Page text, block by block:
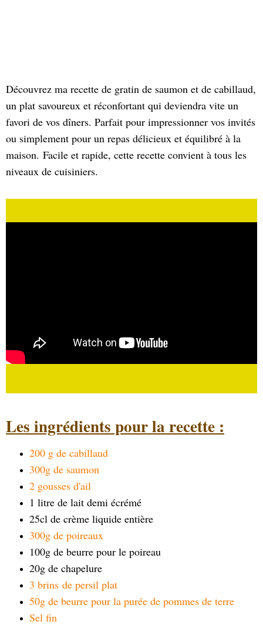
Découvrez ma recette de gratin de saumon et de cabillaud,
un plat savoureux et réconfortant qui deviendra vite un
favori de vos dîners. Parfait pour impressionner vos invités
ou simplement pour un repas délicieux et équilibré à la
maison. Facile et rapide, cette recette convient à tous les
niveaux de cuisiniers.
Les ingrédients pour la recette :
200 g de cabillaud
300g de saumon
2 gousses d'ail
1 litre de lait demi écrémé
25cl de crème liquide entière
300g de poireaux
100g de beurre pour le poireau
20g de chapelure
3 brins de persil plat
50g de beurre pour la purée de pommes de terre
Sel fin